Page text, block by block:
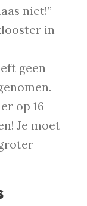
niet!”
in
geen
op 16
Je moet